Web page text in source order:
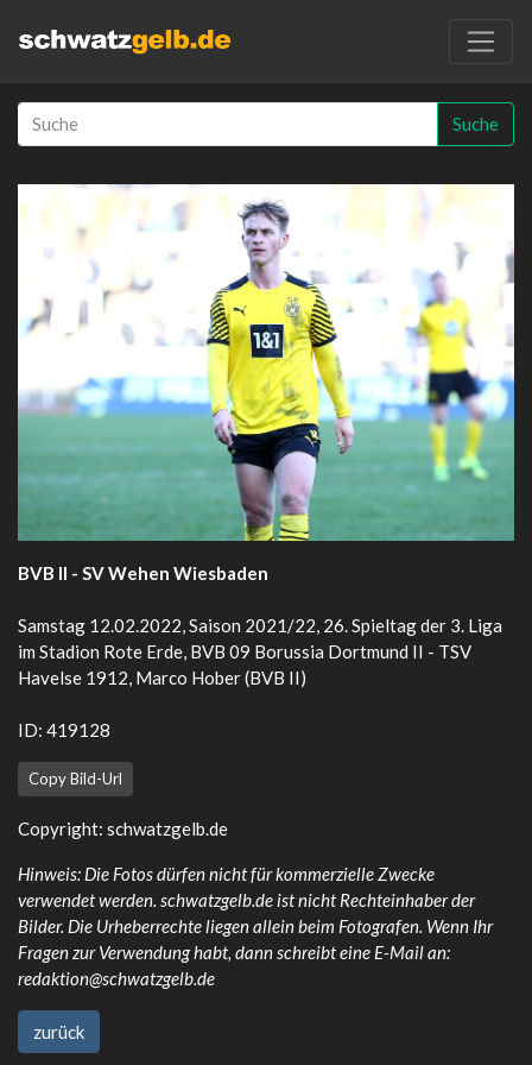
Suche
BVB II - SV Wehen Wiesbaden
Samstag 12.02.2022, Saison 2021/22, 26. Spieltag der 3. Liga
im Stadion Rote Erde, BVB 09 Borussia Dortmund II - TSV
Havelse 1912, Marco Hober (BVB II)
ID: 419128
Copy Bild-Url
Copyright: schwatzgelb.de
Hinweis: Die Fotos dürfen nicht für kommerzielle Zwecke
verwendet werden. schwatzgelb.de ist nicht Rechteinhaber der
Bilder. Die Urheberrechte liegen allein beim Fotografen. Wenn Ihr
Fragen zur Verwendung habt, dann schreibt eine E-Mail an:
redaktion@schwatzgelb.de
zurück